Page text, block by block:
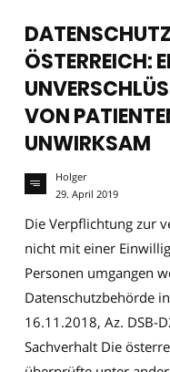
ÖSTERREICH:
VON
UNWIRKSAM
Holger
29. April 2019
Die Verpflichtung zur
nicht mit einer
Personen umgangen
Datenschutzbehörde
16.11.2018, Az. DSB-
Sachverhalt Die